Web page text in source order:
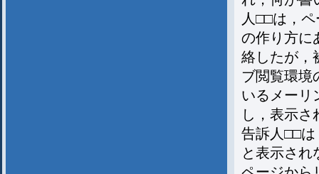
人□□は，
の作り方に
絡したが，
ブ閲覧環境
いるメーリ
し，表示
告訴人□□は
と表示され